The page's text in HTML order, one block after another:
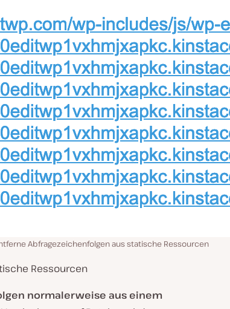
Abfragezeichenfolgen aus statische Ressourcen
Ressourcen
normalerweise aus einem